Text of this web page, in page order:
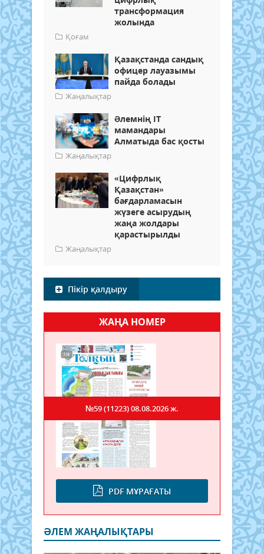
трансформация
жолында
Қоғам
Қазақстанда сандық
офицер лауазымы
пайда болады
Жаңалықтар
Əлемнің IT
мамандары
Алматыда бас қосты
Жаңалықтар
«Цифрлық
Қазақстан»
бағдарламасын
жүзеге асырудың
жаңа жолдары
қарастырылды
Жаңалықтар
Пікір қалдыру
ЖАҢА НОМЕР
PDF МҰРАҒАТЫ
№59 (11223)08.08.2026 ж.
ӘЛЕМ ЖАҢАЛЫҚТАРЫ